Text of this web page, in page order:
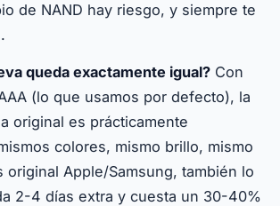
de NAND hay riesgo, y siempre te
queda exactamente igual? Con
(lo que usamos por defecto), la
original es prácticamente
colores, mismo brillo, mismo
original Apple/Samsung, también lo
2-4 días extra y cuesta un 30-40%